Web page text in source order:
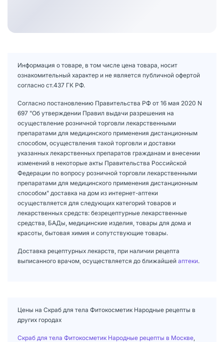
Информация о товаре, в том числе цена товара, носит
ознакомительный характер и не является публичной офертой
согласно ст.437 ГК РФ.
Согласно постановлению Правительства РФ от 16 мая 2020 N
697 "Об утверждении Правил выдачи разрешения на
осуществление розничной торговли лекарственными
препаратами для медицинского применения дистанционным
способом, осуществления такой торговли и доставки
указанных лекарственных препаратов гражданам и внесении
изменений в некоторые акты Правительства Российской
Федерации по вопросу розничной торговли лекарственными
препаратами для медицинского применения дистанционным
способом" доставка на дом из интернет-аптеки
осуществляется для следующих категорий товаров и
лекарственных средств: безрецептурные лекарственные
средства, БАДы, медицинские изделия, товары для дома и
красоты, бытовая химия и сопутствующие товары.
Доставка рецептурных лекарств, при наличии рецепта
выписанного врачом, осуществляется до ближайшей аптеки.
Цены на Скраб для тела Фитокосметик Народные рецепты в
других городах
Скраб для тела Фитокосметик Народные рецепты в Москве